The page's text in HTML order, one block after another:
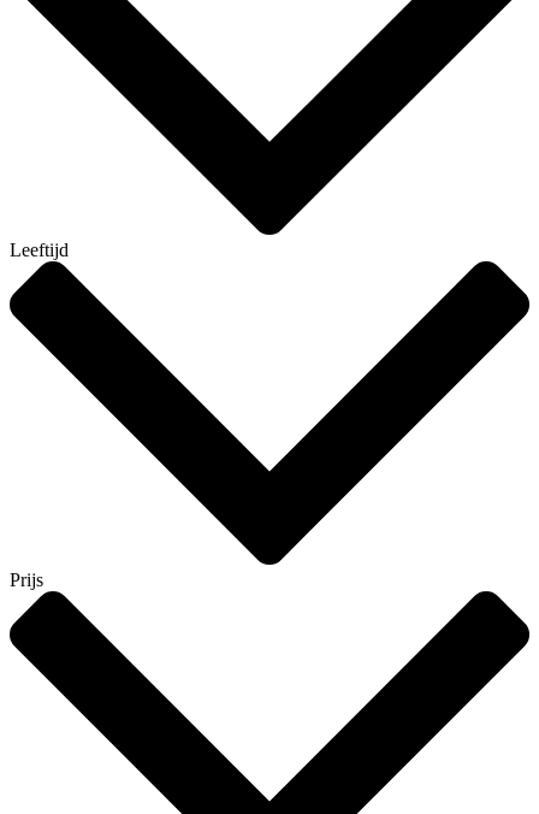
Leeftijd
Prijs